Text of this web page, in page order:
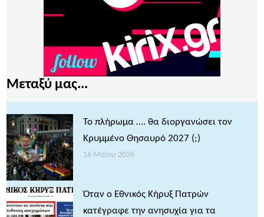
Μεταξύ μας...
Το πλήρωμα …. θα διοργανώσει τον
Κρυμμένο Θησαυρό 2027 (;)
16 Μαΐου 2026
Όταν ο Εθνικός Κήρυξ Πατρών
κατέγραφε την ανησυχία για τα